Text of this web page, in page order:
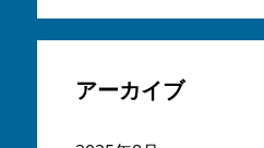
アーカイブ